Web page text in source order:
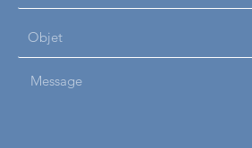
mail
Objet
Message